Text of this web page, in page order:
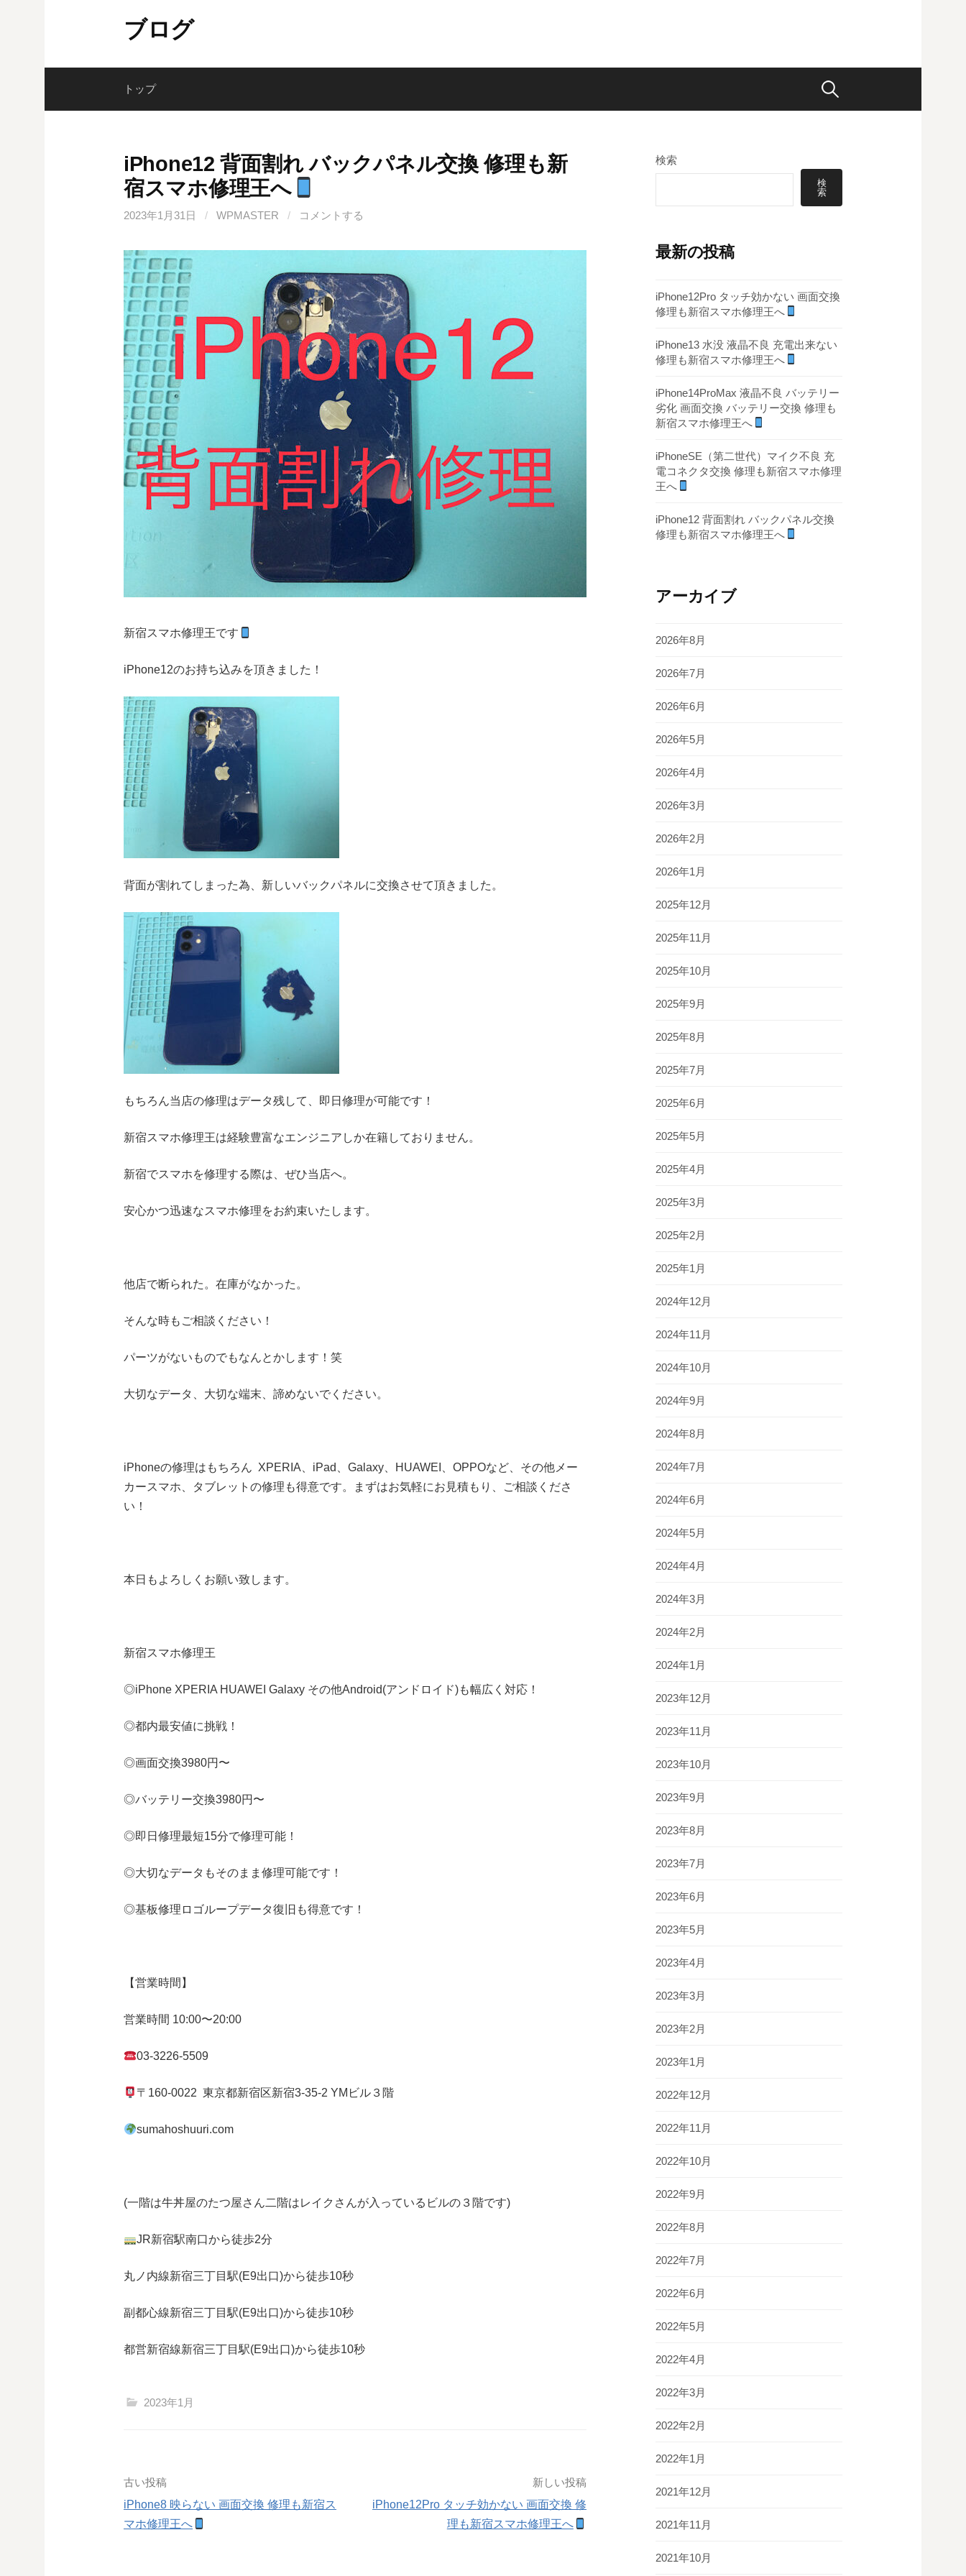
ン
ブログ
トップ 検
iPhone12 背面割れ バックパネル交換 修理も新
宿スマホ修理王へ
2023年1月31日 / WPMASTER / コメントする
新宿スマホ修理王です
iPhone12のお持ち込みを頂きました！
背面が割れてしまった為、新しいバックパネルに交換させて頂きました。
もちろん当店の修理はデータ残して、即日修理が可能です！
新宿スマホ修理王は経験豊富なエンジニアしか在籍しておりません。
新宿でスマホを修理する際は、ぜひ当店へ。
安心かつ迅速なスマホ修理をお約束いたします。
他店で断られた。在庫がなかった。
そんな時もご相談ください！
パーツがないものでもなんとかします！笑
大切なデータ、大切な端末、諦めないでください。
iPhoneの修理はもちろん XPERIA、iPad、Galaxy、HUAWEI、OPPOなど、その他メー
カースマホ、タブレットの修理も得意です。まずはお気軽にお見積もり、ご相談くださ
い！
本日もよろしくお願い致します。
新宿スマホ修理王
◎iPhone XPERIA HUAWEI Galaxy その他Android(アンドロイド)も幅広く対応！
◎都内最安値に挑戦！
◎画面交換3980円〜
◎バッテリー交換3980円〜
◎即日修理最短15分で修理可能！
◎大切なデータもそのまま修理可能です！
◎基板修理 ロゴループデータ復旧も得意です！
【営業時間】
営業時間 10:00〜20:00
03-3226-5509
〒 160-0022 東京都新宿区新宿3-35-2 YM ビル３階
sumahoshuuri.com
(一階は牛丼屋のたつ屋さん二階はレイクさんが入っているビルの３階です)
JR新宿駅南口から徒歩2分
丸ノ内線新宿三丁目駅(E9出口)から徒歩10秒
副都心線新宿三丁目駅(E9出口)から徒歩10秒
都営新宿線新宿三丁目駅(E9出口)から徒歩10秒
2023年1月
投
稿
古い投稿
iPhone8 映らない 画面交換 修理も新宿ス
マホ修理王へ
新しい投稿
iPhone12Pro タッチ効かない 画面交換 修
理も新宿スマホ修理王へ
検索
検
索
最新の投稿
iPhone12Pro タッチ効かない 画面交換
修理も新宿スマホ修理王へ
iPhone13 水没 液晶不良 充電出来ない
修理も新宿スマホ修理王へ
iPhone14ProMax 液晶不良 バッテリー
劣化 画面交換 バッテリー交換 修理も
新宿スマホ修理王へ
iPhoneSE（第二世代）マイク不良 充
電コネクタ交換 修理も新宿スマホ修理
王へ
iPhone12 背面割れ バックパネル交換
修理も新宿スマホ修理王へ
アーカイブ
2026年8月
2026年7月
2026年6月
2026年5月
2026年4月
2026年3月
2026年2月
2026年1月
2025年12月
2025年11月
2025年10月
2025年9月
2025年8月
2025年7月
2025年6月
2025年5月
2025年4月
2025年3月
2025年2月
2025年1月
2024年12月
2024年11月
2024年10月
2024年9月
2024年8月
2024年7月
2024年6月
2024年5月
2024年4月
2024年3月
2024年2月
2024年1月
2023年12月
2023年11月
2023年10月
2023年9月
2023年8月
2023年7月
2023年6月
2023年5月
2023年4月
2023年3月
2023年2月
2023年1月
2022年12月
2022年11月
2022年10月
2022年9月
2022年8月
2022年7月
2022年6月
2022年5月
2022年4月
2022年3月
2022年2月
2022年1月
2021年12月
2021年11月
2021年10月